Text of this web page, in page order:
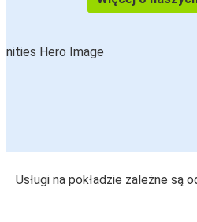
Usługi na pokładzie zależne są